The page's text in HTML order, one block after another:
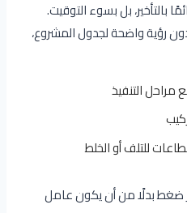
بالتأخير، بل بسوء التوقيت.
رؤية واضحة لجدول المشروع،
مراحل التنفيذ
للتلف أو الخلط
ضغط بدلًا من أن يكون عامل